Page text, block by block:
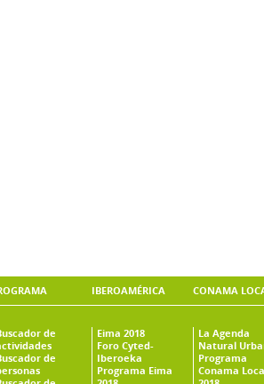
de
de
IBEROAMÉRICA
Eima 2018
Foro Cyted-
Iberoeka
Programa Eima
CONAMA
La Agenda
Natural
Programa
Conama